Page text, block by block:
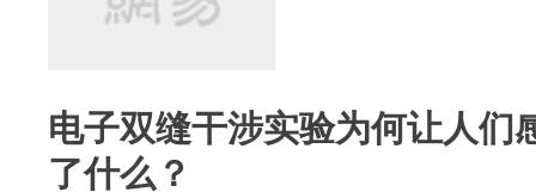
电子双缝干涉实验为何让人们
了什么？